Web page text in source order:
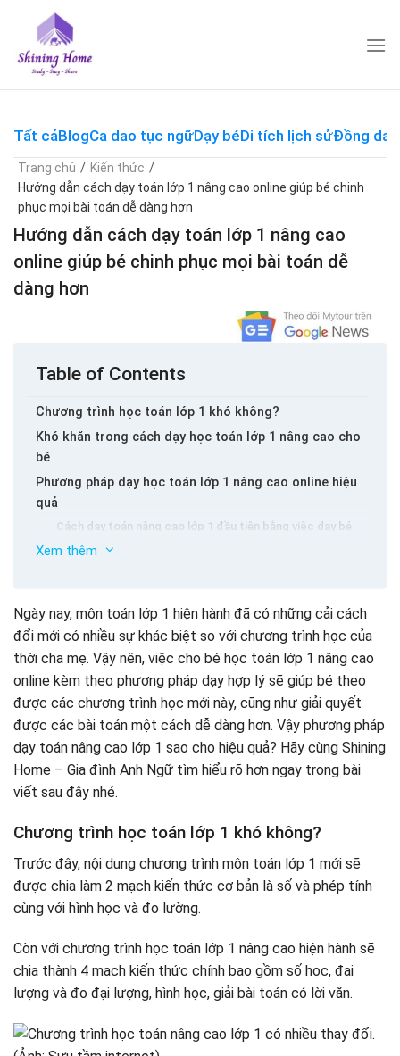
content
Tất cảBlogCa dao tục ngữDạy béDi tích lịch sửĐồng dao
Trang chủ / Kiến thức /
Hướng dẫn cách dạy toán lớp 1 nâng cao online giúp bé chinh
phục mọi bài toán dễ dàng hơn
Hướng dẫn cách dạy toán lớp 1 nâng cao
online giúp bé chinh phục mọi bài toán dễ
dàng hơn
Table of Contents
Chương trình học toán lớp 1 khó không?
Khó khăn trong cách dạy học toán lớp 1 nâng cao cho
bé
Phương pháp dạy học toán lớp 1 nâng cao online hiệu
quả
Cách dạy toán nâng cao lớp 1 đầu tiên bằng việc dạy bé
chơi đếm số
Học toán lớp 1 nâng cao tại nhà bằng những trò chơi so
sánh số
Dạy phép cộng, trừ toán lớp 1 nâng cao không quá khó
Dạy toán lớp 1 nâng cao online thông qua các bài học tâm
lý
Rèn luyện cho bé khả năng tập trung khi học toán nâng
cao
Học toán lớp 1 nâng cao online hiệu quả cùng Shining
Home – Gia đình Anh Ngữ Math
Lưu ý cách dạy toán nâng cao lớp 1 giúp con tiến bộ
Kết luận
Xem thêm
Ngày nay, môn toán lớp 1 hiện hành đã có những cải cách
đổi mới có nhiều sự khác biệt so với chương trình học của
thời cha mẹ. Vậy nên, việc cho bé học toán lớp 1 nâng cao
online kèm theo phương pháp dạy hợp lý sẽ giúp bé theo
được các chương trình học mới này, cũng như giải quyết
được các bài toán một cách dễ dàng hơn. Vậy phương pháp
dạy toán nâng cao lớp 1 sao cho hiệu quả? Hãy cùng Shining
Home – Gia đình Anh Ngữ tìm hiểu rõ hơn ngay trong bài
viết sau đây nhé.
Chương trình học toán lớp 1 khó không?
Trước đây, nội dung chương trình môn toán lớp 1 mới sẽ
được chia làm 2 mạch kiến thức cơ bản là số và phép tính
cùng với hình học và đo lường.
Còn với chương trình học toán lớp 1 nâng cao hiện hành sẽ
chia thành 4 mạch kiến thức chính bao gồm số học, đại
lượng và đo đại lượng, hình học, giải bài toán có lời văn.